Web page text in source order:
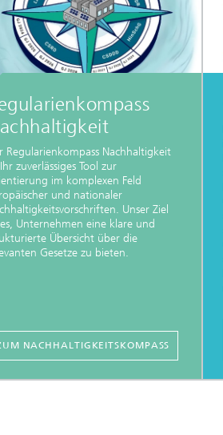
Regularienkompass Nachhaltigkeit
zuverlässiges Tool zur
im komplexen Feld
und nationaler
Unser Ziel
Unternehmen eine klare und
Übersicht über die
Gesetze zu bieten.
NACHHALTIGKEITSKOMPASS